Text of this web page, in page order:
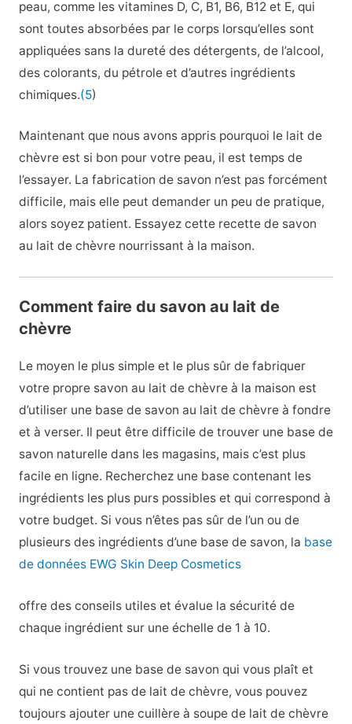
peau, comme les vitamines D, C, B1, B6, B12 et E, qui
sont toutes absorbées par le corps lorsqu’elles sont
appliquées sans la dureté des détergents, de l’alcool,
des colorants, du pétrole et d’autres ingrédients
chimiques.(5)
Maintenant que nous avons appris pourquoi le lait de
chèvre est si bon pour votre peau, il est temps de
l’essayer. La fabrication de savon n’est pas forcément
difficile, mais elle peut demander un peu de pratique,
alors soyez patient. Essayez cette recette de savon
au lait de chèvre nourrissant à la maison.
Comment faire du savon au lait de
chèvre
Le moyen le plus simple et le plus sûr de fabriquer
votre propre savon au lait de chèvre à la maison est
d’utiliser une base de savon au lait de chèvre à fondre
et à verser. Il peut être difficile de trouver une base de
savon naturelle dans les magasins, mais c’est plus
facile en ligne. Recherchez une base contenant les
ingrédients les plus purs possibles et qui correspond à
votre budget. Si vous n’êtes pas sûr de l’un ou de
plusieurs des ingrédients d’une base de savon, la base
de données EWG Skin Deep Cosmetics
offre des conseils utiles et évalue la sécurité de
chaque ingrédient sur une échelle de 1 à 10.
Si vous trouvez une base de savon qui vous plaît et
qui ne contient pas de lait de chèvre, vous pouvez
toujours ajouter une cuillère à soupe de lait de chèvre